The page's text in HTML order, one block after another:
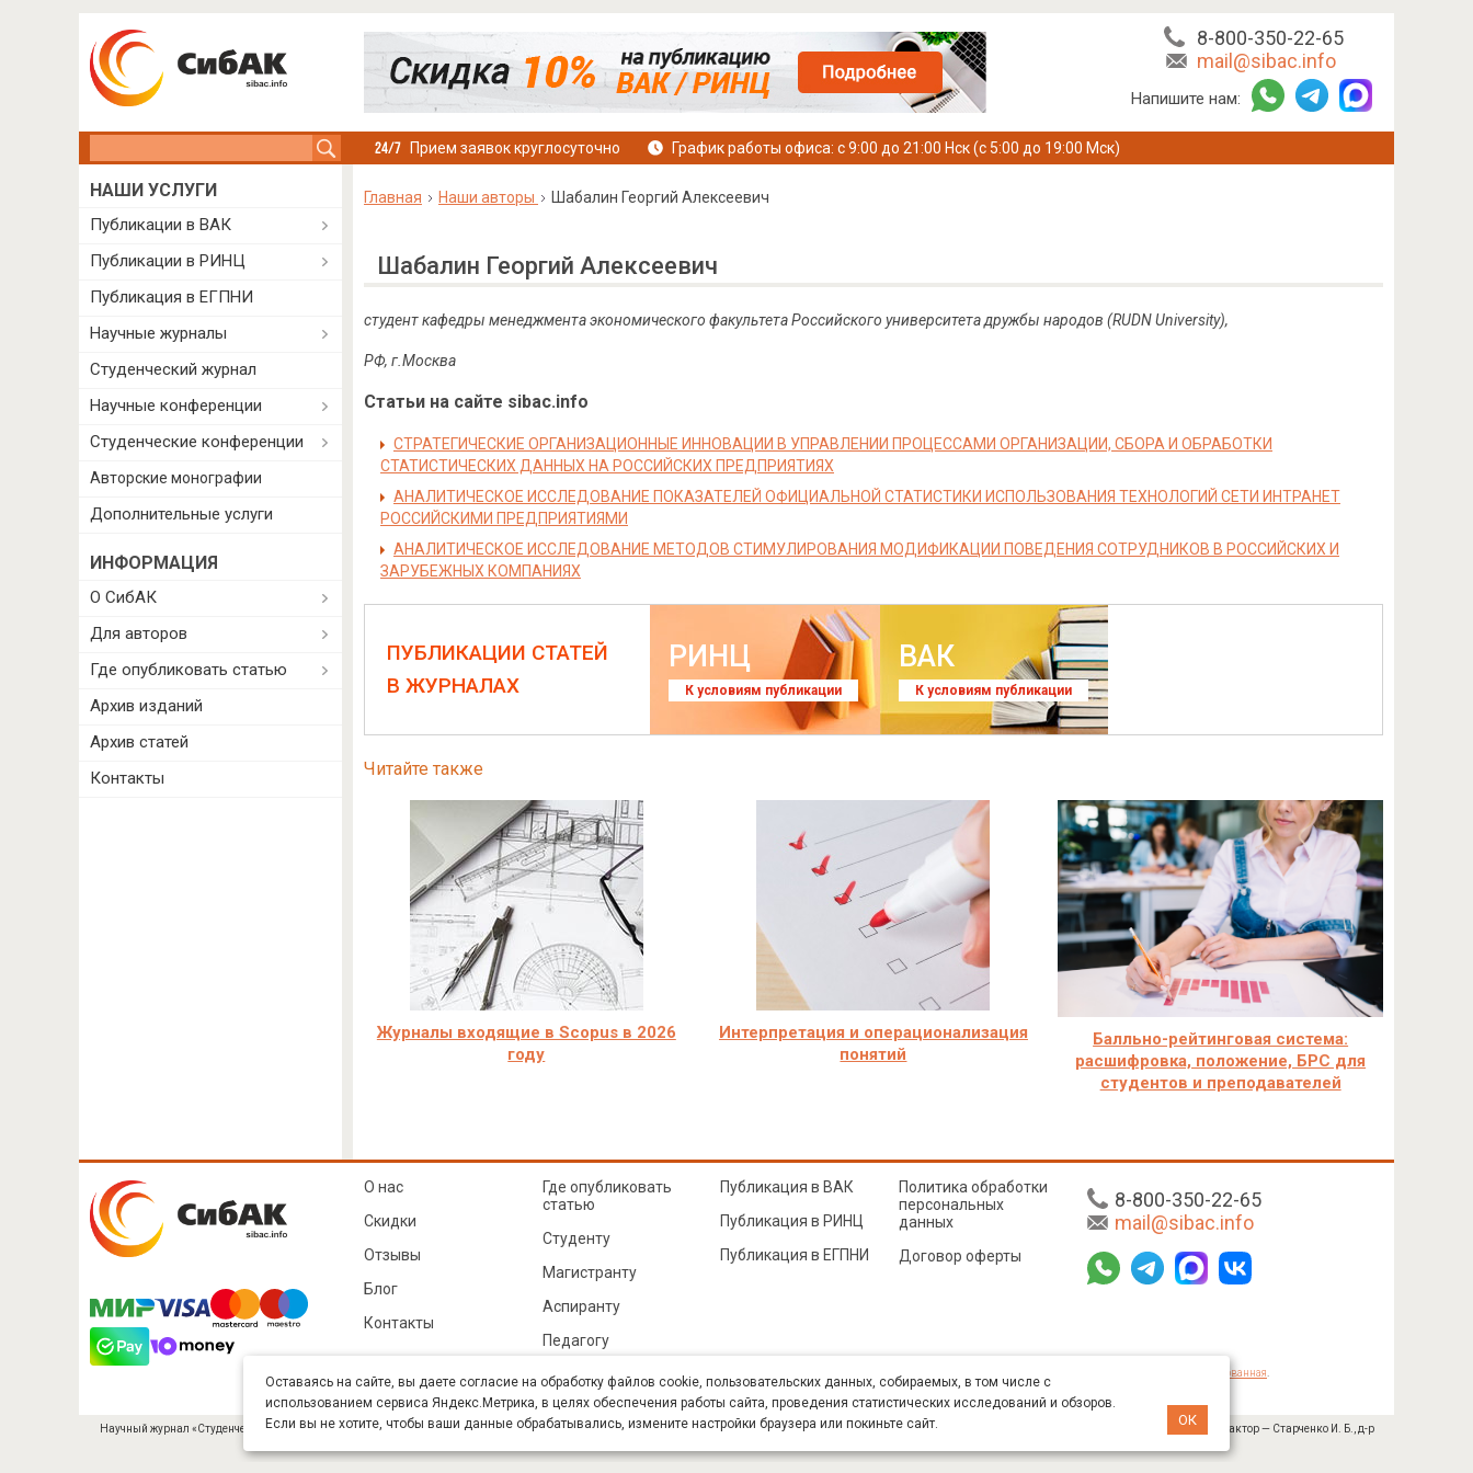
8-800-350-22-65
mail@sibac.info
Напишите нам:
Прием заявок круглосуточно График работы офиса: с 9:00 до 21:00 Нск (с 5:00 до 19:00 Мск)
Главная Наши авторы Шабалин Георгий Алексеевич
Шабалин Георгий Алексеевич
студент кафедры менеджмента экономического факультета Российского университета дружбы народов (RUDN University),
РФ, г.Москва
Статьи на сайте sibac.info
СТРАТЕГИЧЕСКИЕ ОРГАНИЗАЦИОННЫЕ ИННОВАЦИИ В УПРАВЛЕНИИ ПРОЦЕССАМИ ОРГАНИЗАЦИИ, СБОРА И ОБРАБОТКИ
СТАТИСТИЧЕСКИХ ДАННЫХ НА РОССИЙСКИХ ПРЕДПРИЯТИЯХ
АНАЛИТИЧЕСКОЕ ИССЛЕДОВАНИЕ ПОКАЗАТЕЛЕЙ ОФИЦИАЛЬНОЙ СТАТИСТИКИ ИСПОЛЬЗОВАНИЯ ТЕХНОЛОГИЙ СЕТИ ИНТРАНЕТ
РОССИЙСКИМИ ПРЕДПРИЯТИЯМИ
АНАЛИТИЧЕСКОЕ ИССЛЕДОВАНИЕ МЕТОДОВ СТИМУЛИРОВАНИЯ МОДИФИКАЦИИ ПОВЕДЕНИЯ СОТРУДНИКОВ В РОССИЙСКИХ И
ЗАРУБЕЖНЫХ КОМПАНИЯХ
ПУБЛИКАЦИИ СТАТЕЙ
В ЖУРНАЛАХ
РИНЦ
К условиям публикации
ВАК
К условиям публикации
Читайте также
Журналы входящие в Scopus в 2026
году
Интерпретация и операционализация
понятий
Балльно-рейтинговая система:
расшифровка, положение, БРС для
студентов и преподавателей
НАШИ УСЛУГИ
Публикации в ВАК
Публикации в РИНЦ
Публикация в ЕГПНИ
Научные журналы
Студенческий журнал
Научные конференции
Студенческие конференции
Авторские монографии
Дополнительные услуги
ИНФОРМАЦИЯ
О СибАК
Для авторов
Где опубликовать статью
Архив изданий
Архив статей
Контакты
8-800-350-22-65
mail@sibac.info
О нас
Скидки
Отзывы
Блог
Контакты
Где опубликовать
статью
Студенту
Магистранту
Аспиранту
Педагогу
Публикация в ВАК
Публикация в РИНЦ
Публикация в ЕГПНИ
Политика обработки
персональных
данных
Договор оферты
лицензии Creative Commons «Attribution» («Атрибуция») 4.0 Непортированная
Карта сайта
Научный журнал «Студенческий» (ISSN 2541-9412). Издатель — ООО «СибАК» (ИНН 5402054157). Размещается в Научной электронной библиотеке eLIBRARY.RU (договор № 445-11/2019 от 05.11.2019). Главный редактор — Старченко И. Б., д-р
Оставаясь на сайте, вы даете согласие на обработку файлов cookie, пользовательских данных, собираемых, в том числе с
использованием сервиса Яндекс.Метрика, в целях обеспечения работы сайта, проведения статистических исследований и обзоров.
Если вы не хотите, чтобы ваши данные обрабатывались, измените настройки браузера или покиньте сайт.
ОК